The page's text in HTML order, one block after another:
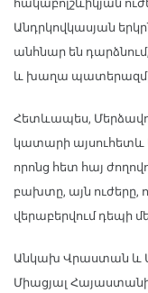
հակաբոլշևիկյան
Անդրկովկասյան
անհնար են
և խաղա
Հետևապես,
կատարի այսուհետև
որոնց հետ հայ
բախտը, այն ուժերը,
վերաբերվում դեպի
Անկախ Վրաստան և
Միացյալ